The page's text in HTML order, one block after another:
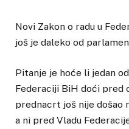
Novi Zakon o radu u
još je daleko od
Pitanje je hoće li jedan
Federaciji BiH doći pred
prednacrt još nije došao
a ni pred Vladu